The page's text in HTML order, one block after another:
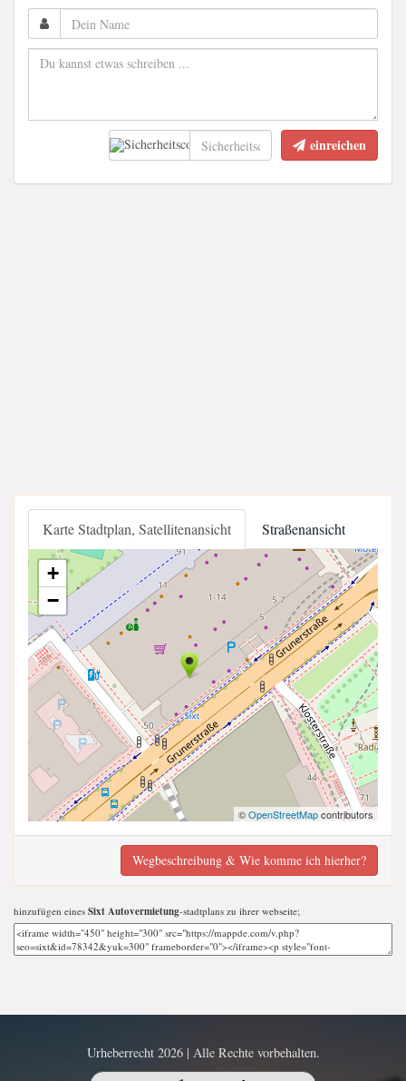
einreichen
Karte Stadtplan, Satellitenansicht Straßenansicht
+
−
©OpenStreetMapcontributors
Wegbeschreibung & Wie komme ich hierher?
hinzufügen eines Sixt Autovermietung-stadtplans zu ihrer webseite;
Urheberrecht 2026 | Alle Rechte vorbehalten.